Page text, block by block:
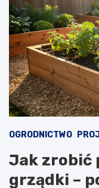
OGRODNICTWO
Jak zrobić
grządki –